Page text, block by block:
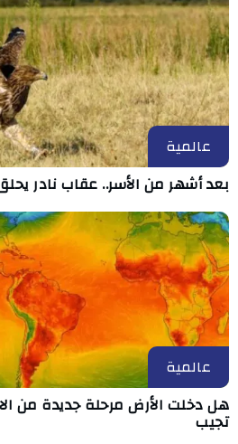
عالمية
بعد أشهر من الأسر.. عقاب نادر
عالمية
هل دخلت الأرض مرحلة جديدة من
تجيب